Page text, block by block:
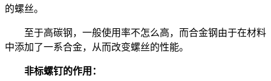
的螺丝。
至于高碳钢，一般使用率不怎么高，而合金钢由于在材料
中添加了一系合金，从而改变螺丝的性能。
非标螺钉的作用：